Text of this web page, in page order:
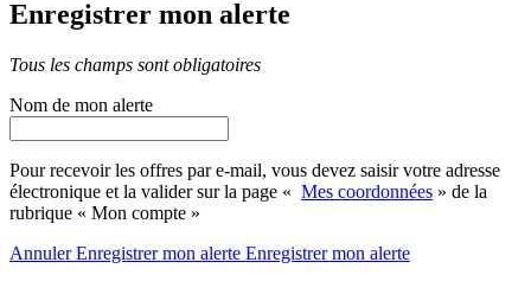
Enregistrer mon alerte
Tous les champs sont obligatoires
Nom de mon alerte
Pour recevoir les offres par e-mail, vous devez saisir votre adresse
électronique et la valider sur la page « Mes coordonnées » de la
rubrique « Mon compte »
AnnulerEnregistrer mon alerte Enregistrermon alerte